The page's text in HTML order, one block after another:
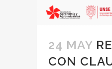
24 MAY
CON